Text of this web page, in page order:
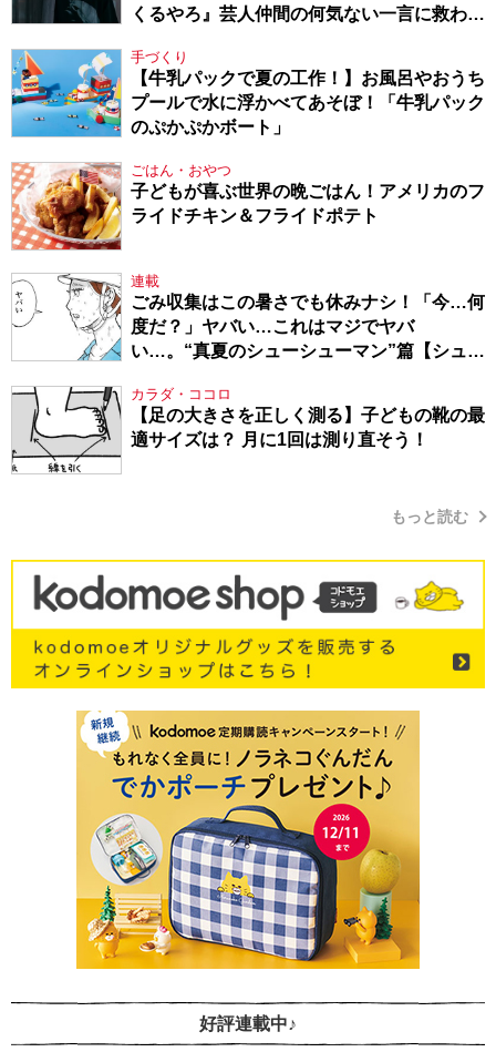
くるやろ』芸人仲間の何気ない一言に救われ
手づくり
【牛乳パックで夏の工作！】お風呂やおうち
プールで水に浮かべてあそぼ！「牛乳パック
のぷかぷかボート」
ごはん・おやつ
子どもが喜ぶ世界の晩ごはん！アメリカのフ
ライドチキン＆フライドポテト
連載
ごみ収集はこの暑さでも休みナシ！「今…何
度だ？」ヤバい…これはマジでヤバ
い…。“真夏のシューシューマン”篇【シュー
カラダ・ココロ
【足の大きさを正しく測る】子どもの靴の最
適サイズは？ 月に1回は測り直そう！
もっと読む
好評連載中♪